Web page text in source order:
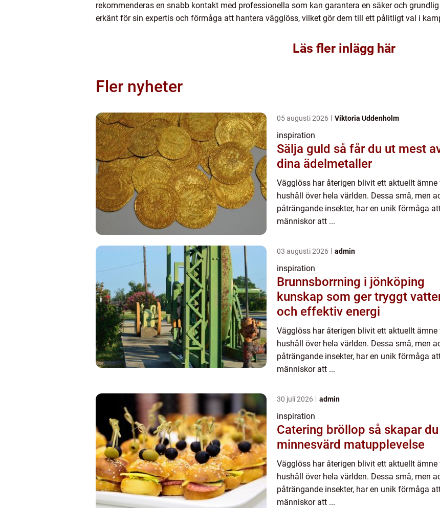
rekommenderas en snabb kontakt med professionella som kan garantera en säker och
erkänt för sin expertis och förmåga att hantera vägglöss, vilket gör dem till ett pålitligt val i
Läs fler inlägg här
Fler nyheter
05 augusti 2026 Viktoria Uddenholm
inspiration
Sälja guld så får du ut mest av
dina ädelmetaller
Vägglöss har återigen blivit ett aktuellt ämne
hushåll över hela världen. Dessa små, men
påträngande insekter, har en unik förmåga
människor att ...
03 augusti 2026 admin
inspiration
Brunnsborrning i jönköping
kunskap som ger tryggt
och effektiv energi
Vägglöss har återigen blivit ett aktuellt ämne
hushåll över hela världen. Dessa små, men
påträngande insekter, har en unik förmåga
människor att ...
30 juli 2026 admin
inspiration
Catering bröllop så skapar du en
minnesvärd matupplevelse
Vägglöss har återigen blivit ett aktuellt ämne
hushåll över hela världen. Dessa små, men
påträngande insekter, har en unik förmåga
människor att ...